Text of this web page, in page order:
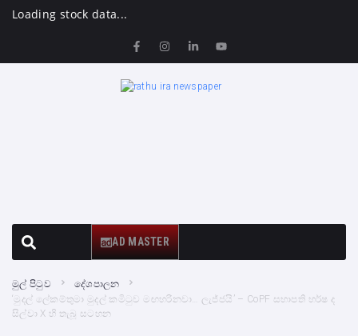
Loading stock data...
AD MASTER
මුල් පිටුව
දේශපාලන
‘මුදල් ලේකම්තුමා මුදල් කමිටුව මඟහරිනවා… ලැජ්ජයි’ – CoPF සභාපති හර්ෂ ද
සිල්වා X හි තැබූ සටහන